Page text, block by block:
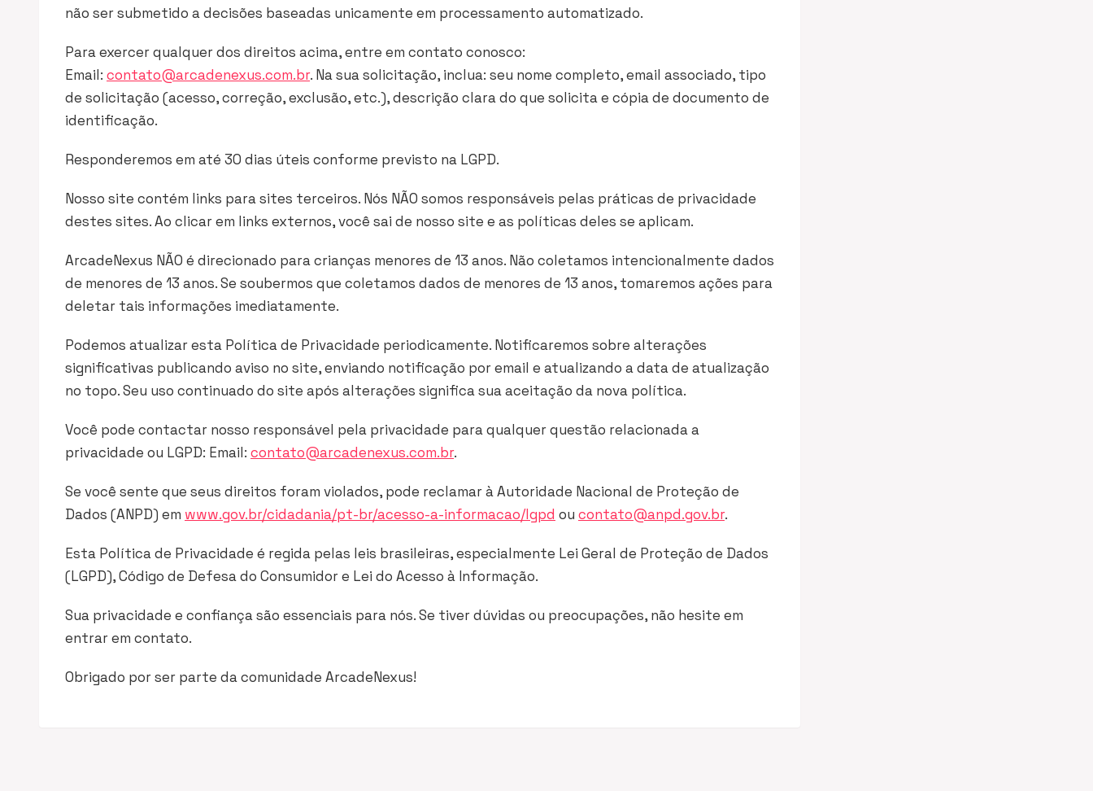
não ser submetido a decisões baseadas unicamente em processamento automatizado.
Para exercer qualquer dos direitos acima, entre em contato conosco:
Email: contato@arcadenexus.com.br. Na sua solicitação, inclua: seu nome completo, email associado, tipo
de solicitação (acesso, correção, exclusão, etc.), descrição clara do que solicita e cópia de documento de
identificação.
Responderemos em até 30 dias úteis conforme previsto na LGPD.
Nosso site contém links para sites terceiros. Nós NÃO somos responsáveis pelas práticas de privacidade
destes sites. Ao clicar em links externos, você sai de nosso site e as políticas deles se aplicam.
ArcadeNexus NÃO é direcionado para crianças menores de 13 anos. Não coletamos intencionalmente dados
de menores de 13 anos. Se soubermos que coletamos dados de menores de 13 anos, tomaremos ações para
deletar tais informações imediatamente.
Podemos atualizar esta Política de Privacidade periodicamente. Notificaremos sobre alterações
significativas publicando aviso no site, enviando notificação por email e atualizando a data de atualização
no topo. Seu uso continuado do site após alterações significa sua aceitação da nova política.
Você pode contactar nosso responsável pela privacidade para qualquer questão relacionada a
privacidade ou LGPD: Email: contato@arcadenexus.com.br.
Se você sente que seus direitos foram violados, pode reclamar à Autoridade Nacional de Proteção de
Dados (ANPD) em www.gov.br/cidadania/pt-br/acesso-a-informacao/lgpd ou contato@anpd.gov.br.
Esta Política de Privacidade é regida pelas leis brasileiras, especialmente Lei Geral de Proteção de Dados
(LGPD), Código de Defesa do Consumidor e Lei do Acesso à Informação.
Sua privacidade e confiança são essenciais para nós. Se tiver dúvidas ou preocupações, não hesite em
entrar em contato.
Obrigado por ser parte da comunidade ArcadeNexus!